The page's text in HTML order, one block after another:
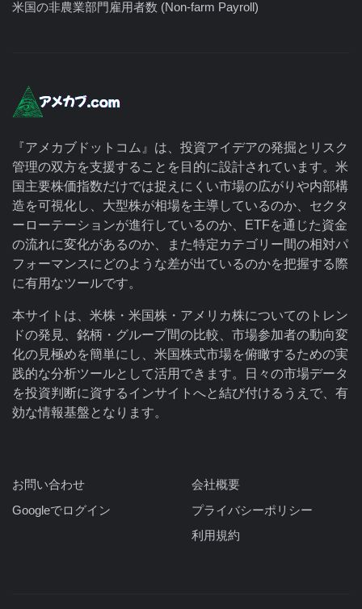
米国の非農業部門雇用者数 (Non-farm Payroll)
『アメカブドットコム』は、投資アイデアの発掘とリスク
管理の双方を支援することを目的に設計されています。米
国主要株価指数だけでは捉えにくい市場の広がりや内部構
造を可視化し、大型株が相場を主導しているのか、セクタ
ーローテーションが進行しているのか、ETFを通じた資金
の流れに変化があるのか、また特定カテゴリー間の相対パ
フォーマンスにどのような差が出ているのかを把握する際
に有用なツールです。
本サイトは、米株・米国株・アメリカ株についてのトレン
ドの発見、銘柄・グループ間の比較、市場参加者の動向変
化の見極めを簡単にし、米国株式市場を俯瞰するための実
践的な分析ツールとして活用できます。日々の市場データ
を投資判断に資するインサイトへと結び付けるうえで、有
効な情報基盤となります。
お問い合わせ
Googleでログイン
会社概要
プライバシーポリシー
利用規約